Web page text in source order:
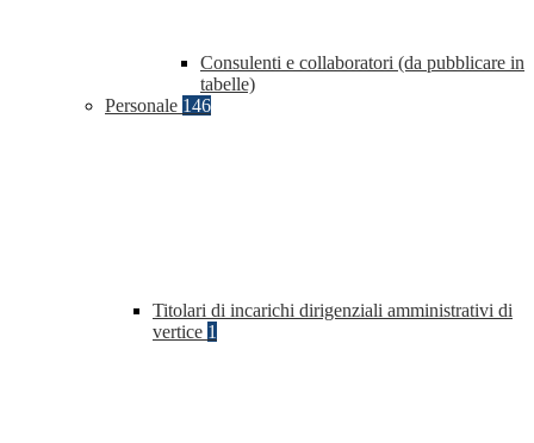
Consulenti e collaboratori (da pubblicare in
tabelle)
Personale 146
Titolari di incarichi dirigenziali amministrativi di
vertice 1